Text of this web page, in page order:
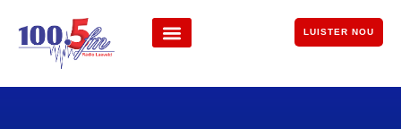
LUISTER NOU